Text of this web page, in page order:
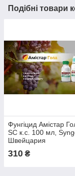
Подібні товари
Фунгіцид Амістар
SC к.с. 100 мл,
Швейцария
310 ₴